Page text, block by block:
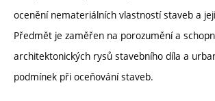
ocenění nemateriálních vlastností staveb a
Předmět je zaměřen na porozumění a
architektonických rysů stavebního díla a
podmínek při oceňování staveb.